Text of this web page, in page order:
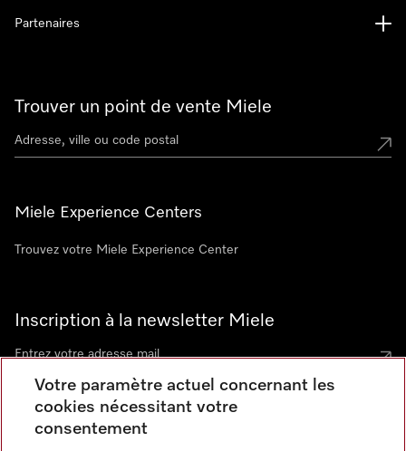
Trouver un point de vente Miele
Miele Experience Centers
Trouvez votre Miele Experience Center
Inscription à la newsletter Miele
Contact contact@miele-support.be
Partenaires
Votre paramètre actuel concernant les
cookies nécessitant votre
consentement